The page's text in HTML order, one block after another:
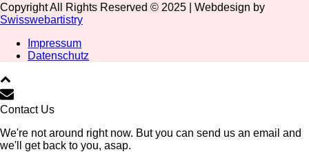
Copyright All Rights Reserved © 2025 | Webdesign by
Swisswebartistry
Impressum
Datenschutz
Contact Us
We're not around right now. But you can send us an email and
we'll get back to you, asap.